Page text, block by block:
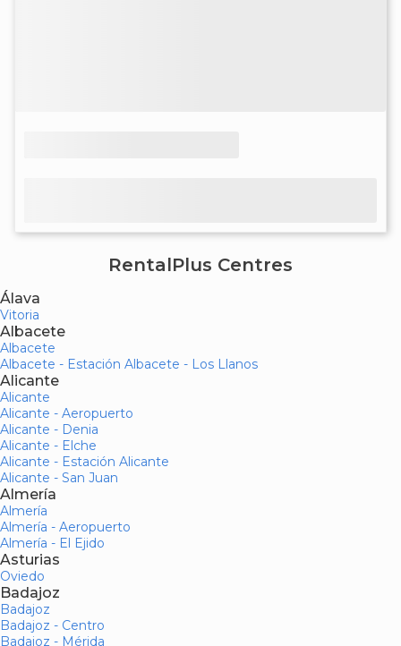
RentalPlus Centres
Álava
Vitoria
Albacete
Albacete
Albacete - Estación Albacete - Los Llanos
Alicante
Alicante
Alicante - Aeropuerto
Alicante - Denia
Alicante - Elche
Alicante - Estación Alicante
Alicante - San Juan
Almería
Almería
Almería - Aeropuerto
Almería - El Ejido
Asturias
Oviedo
Badajoz
Badajoz
Badajoz - Centro
Badajoz - Mérida